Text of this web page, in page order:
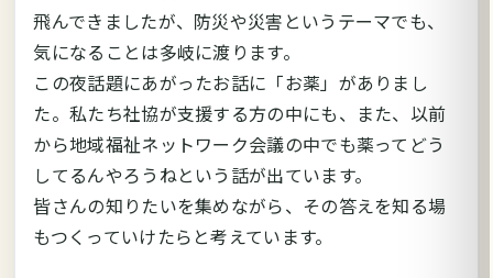
飛んできましたが、防災や災害というテーマでも、
気になることは多岐に渡ります。
この夜話題にあがったお話に「お薬」がありまし
た。私たち社協が支援する方の中にも、また、以前
から地域福祉ネットワーク会議の中でも薬ってどう
してるんやろうねという話が出ています。
皆さんの知りたいを集めながら、その答えを知る場
もつくっていけたらと考えています。